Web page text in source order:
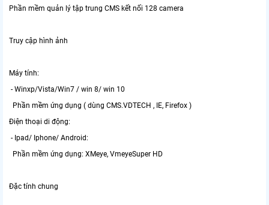
Phần mềm quản lý tập trung CMS kết nối 128 camera
Truy cập hình ảnh
Máy tính:
- Winxp/Vista/Win7 / win 8/ win 10
Phần mềm ứng dụng ( dùng CMS.VDTECH , IE, Firefox )
Điện thoại di động:
- Ipad/ Iphone/ Android:
Phần mềm ứng dụng: XMeye, VmeyeSuper HD
Đặc tính chung